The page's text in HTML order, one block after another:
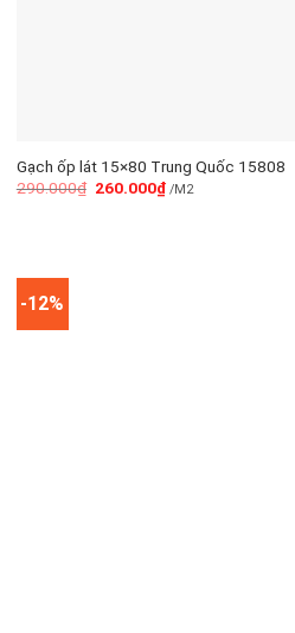
Gạch ốp lát 15×80 Trung Quốc 15808
290.000₫ 260.000₫/M2
-12%